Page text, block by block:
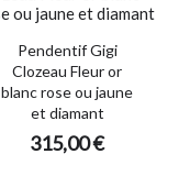
Pendentif Gigi
Clozeau Fleur or
blanc rose ou jaune
et diamant
315,00 €